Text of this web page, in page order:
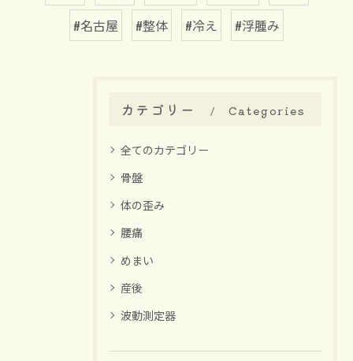
#名古屋
#整体 #冷え #浮腫み
カテゴリー Categories
全てのカテゴリー
骨盤
体の歪み
腰痛
めまい
産後
波動測定器